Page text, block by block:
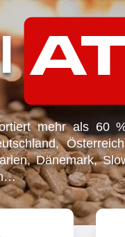
mehr als 60
Dänemark,